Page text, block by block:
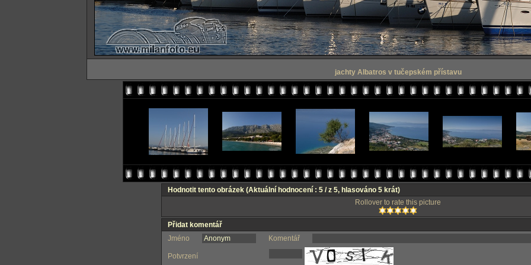
jachty Albatros v tučepském přístavu
Hodnotit tento obrázek (Aktuální hodnocení : 5 / z 5, hlasováno 5 krát)
Rollover to rate this picture
Přidat komentář
Jméno
Komentář
Potvrzení